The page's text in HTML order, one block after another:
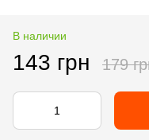
В наличии
143 грн 179